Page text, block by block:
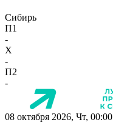
Сибирь
П1
-
X
-
П2
-
08 октября 2026, Чт, 00:00